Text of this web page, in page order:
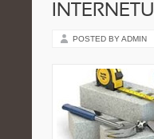
INTERNETU
POSTED BY ADMIN